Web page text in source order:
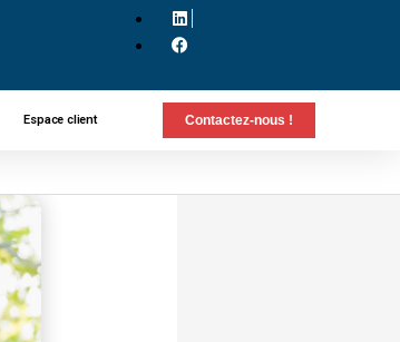
Espace client Contactez-nous !